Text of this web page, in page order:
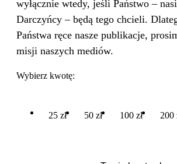
wyłącznie wtedy, jeśli Państwo –
Darczyńcy – będą tego chcieli.
Państwa ręce nasze publikacje,
misji naszych mediów.
Wybierz kwotę:
25 zł 50 zł 100 zł 200